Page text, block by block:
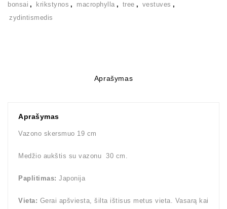
bonsai , krikstynos , macrophylla , tree , vestuves ,
zydintismedis
Aprašymas
Aprašymas
Vazono skersmuo 19 cm
Medžio aukštis su vazonu 30 cm.
Paplitimas: Japonija
Vieta: Gerai apšviesta, šilta ištisus metus vieta. Vasarą kai